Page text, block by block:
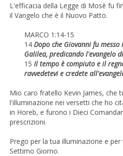
L'efficacia della Legge di Mosè fu
il Vangelo che è il Nuovo Patto.
MARCO 1:14-15
14 Dopo che Giovanni fu
Galilea, predicando l'evangelo
15 Il tempo è compiuto e il
ravvedetevi e credete
Mio caro fratello Kevin James, che
l'illuminazione nei versetti che ho
in Horeb, e furono i Dieci
prescrizioni.
Prego per la tua illuminazione e
Settimo Giorno.